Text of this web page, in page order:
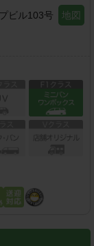
ビル103号 地図